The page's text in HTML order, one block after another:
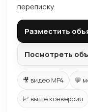
переписку.
Разместить
Посмотреть
🎥 видео MP4 💬
📈 выше конверсия